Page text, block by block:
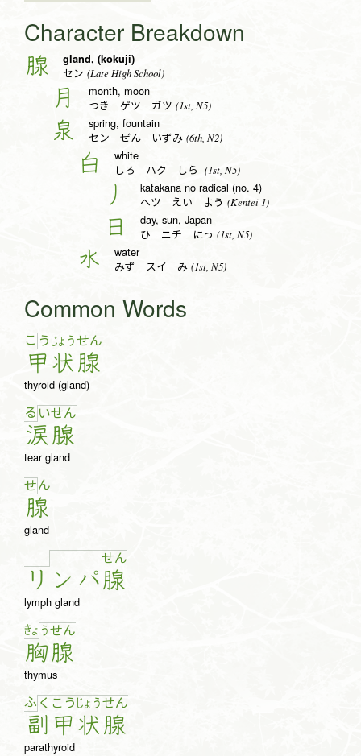
Character Breakdown
腺 gland, (kokuji)
セン (Late High School)
月 month, moon
つき ゲツ ガツ (1st, N5)
泉 spring, fountain
セン ぜん いずみ (6th, N2)
白 white
しろ ハク しら- (1st, N5)
丿 katakana no radical (no. 4)
ヘツ えい よう (Kentei 1)
日 day, sun, Japan
ひ ニチ にっ (1st, N5)
水 water
みず スイ み (1st, N5)
Common Words
こ う
甲
じょ う
状
せん
腺
thyroid (gland)
る い
涙
せん
腺
tear gland
せん
腺
gland
リ ン パ
せん
腺
lymph gland
きょ う
胸
せん
腺
thymus
ふ く
副
こ う
甲
じょ う
状
せん
腺
parathyroid